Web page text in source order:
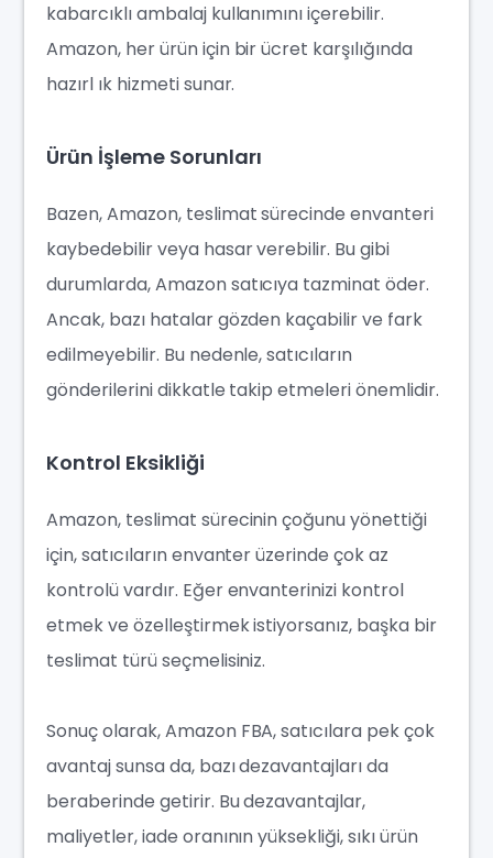
kabarcıklı ambalaj kullanımını içerebilir.
Amazon, her ürün için bir ücret karşılığında
hazırl ık hizmeti sunar.
Ürün İşleme Sorunları
Bazen, Amazon, teslimat sürecinde envanteri
kaybedebilir veya hasar verebilir. Bu gibi
durumlarda, Amazon satıcıya tazminat öder.
Ancak, bazı hatalar gözden kaçabilir ve fark
edilmeyebilir. Bu nedenle, satıcıların
gönderilerini dikkatle takip etmeleri önemlidir.
Kontrol Eksikliği
Amazon, teslimat sürecinin çoğunu yönettiği
için, satıcıların envanter üzerinde çok az
kontrolü vardır. Eğer envanterinizi kontrol
etmek ve özelleştirmek istiyorsanız, başka bir
teslimat türü seçmelisiniz.
Sonuç olarak, Amazon FBA, satıcılara pek çok
avantaj sunsa da, bazı dezavantajları da
beraberinde getirir. Bu dezavantajlar,
maliyetler, iade oranının yüksekliği, sıkı ürün